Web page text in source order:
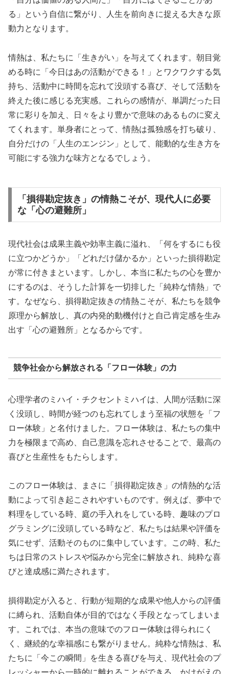
る」という自信に繋がり、人生を前向きに捉える大きな原
動力となります。
情熱は、私たちに「生きがい」を与えてくれます。朝目覚
める時に「今日はあの活動ができる！」とワクワクする気
持ち、活動中に時間を忘れて没頭する喜び、そして活動を
終えた後に感じる充実感。これらの感情が、単調だった日
常に彩りを加え、日々をより豊かで意味のあるものに変え
てくれます。単身者にとって、情熱は孤独感を打ち破り、
自分だけの「人生のエンジン」として、能動的な生き方を
可能にする強力な味方となるでしょう。
「損得勘定抜き」の情熱こそが、現代人に必要
な「心の避難所」
現代社会は成果主義や効率主義に溢れ、「何をするにも役
に立つかどうか」「どれだけ儲かるか」といった損得勘定
が常に付きまといます。しかし、本当に私たちの心を豊か
にするのは、そうした計算を一切排した「純粋な情熱」で
す。なぜなら、損得勘定抜きの情熱こそが、私たちを競争
原理から解放し、真の内発的動機付けと自己肯定感を生み
出す「心の避難所」となるからです。
競争社会から解放される「フロー体験」の力
心理学者のミハイ・チクセントミハイは、人間が活動に深
く没頭し、時間が経つのも忘れてしまう至福の状態を「フ
ロー体験」と名付けました。フロー体験は、私たちの集中
力を極限まで高め、自己意識を忘れさせることで、最高の
喜びと生産性をもたらします。
このフロー体験は、まさに「損得勘定抜き」の情熱的な活
動によって引き起こされやすいものです。例えば、夢中で
料理をしている時、庭の手入れをしている時、趣味のプロ
グラミングに没頭している時など、私たちは結果や評価を
気にせず、活動そのものに集中しています。この時、私た
ちは日常のストレスや悩みから完全に解放され、純粋な喜
びと達成感に満たされます。
損得勘定が入ると、行動が短期的な成果や他人からの評価
に縛られ、活動自体が目的ではなく手段となってしまいま
す。これでは、本当の意味でのフロー体験は得られにく
く、継続的な幸福感にも繋がりません。純粋な情熱は、私
たちに「今この瞬間」を生きる喜びを与え、現代社会のプ